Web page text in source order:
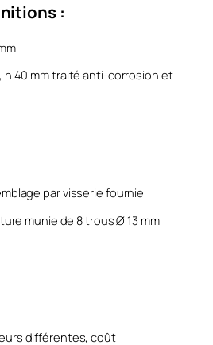
:
h 40 mm traité anti-corrosion et
par visserie fournie
munie de 8 trous Ø 13 mm
différentes, coût